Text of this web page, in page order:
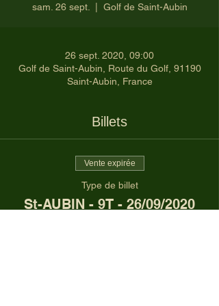
sam. 26 sept. Golf de Saint-Aubin
26 sept. 2020, 09:00
Golf de Saint-Aubin, Route du Golf, 91190
Saint-Aubin, France
Billets
Vente expirée
Type de billet
St-AUBIN - 9T - 26/09/2020